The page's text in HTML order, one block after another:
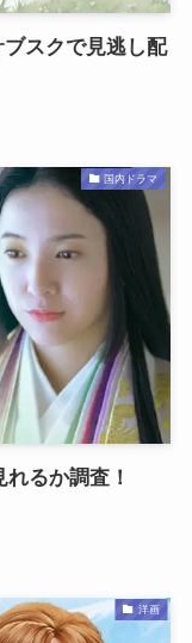
スクで見逃し配
国内ドラマ
るか調査！
洋画